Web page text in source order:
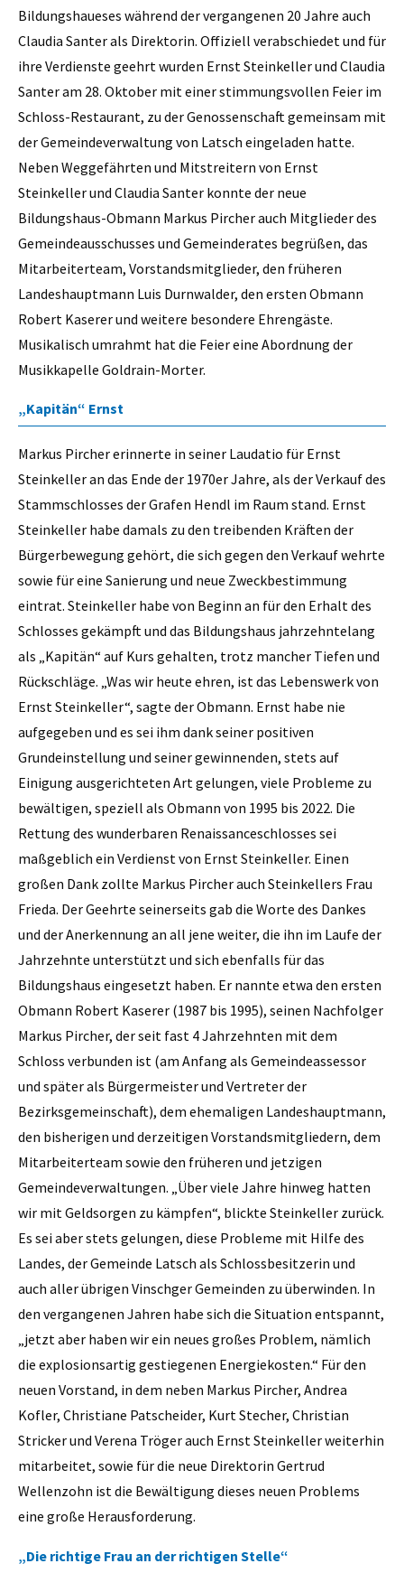
Bildungshaueses während der vergangenen 20 Jahre auch
Claudia Santer als Direktorin. Offiziell verabschiedet und für
ihre Verdienste geehrt wurden Ernst Steinkeller und Claudia
Santer am 28. Oktober mit einer stimmungsvollen Feier im
Schloss-Restaurant, zu der Genossenschaft gemeinsam mit
der Gemeindeverwaltung von Latsch eingeladen hatte.
Neben Weggefährten und Mitstreitern von Ernst
Steinkeller und Claudia Santer konnte der neue
Bildungshaus-Obmann Markus Pircher auch Mitglieder des
Gemeindeausschusses und Gemeinderates begrüßen, das
Mitarbeiterteam, Vorstandsmitglieder, den früheren
Landeshauptmann Luis Durnwalder, den ersten Obmann
Robert Kaserer und weitere besondere Ehrengäste.
Musikalisch umrahmt hat die Feier eine Abordnung der
Musikkapelle Goldrain-Morter.
„Kapitän“ Ernst
Markus Pircher erinnerte in seiner Laudatio für Ernst
Steinkeller an das Ende der 1970er Jahre, als der Verkauf des
Stammschlosses der Grafen Hendl im Raum stand. Ernst
Steinkeller habe damals zu den treibenden Kräften der
Bürgerbewegung gehört, die sich gegen den Verkauf wehrte
sowie für eine Sanierung und neue Zweckbestimmung
eintrat. Steinkeller habe von Beginn an für den Erhalt des
Schlosses gekämpft und das Bildungshaus jahrzehntelang
als „Kapitän“ auf Kurs gehalten, trotz mancher Tiefen und
Rückschläge. „Was wir heute ehren, ist das Lebenswerk von
Ernst Steinkeller“, sagte der Obmann. Ernst habe nie
aufgegeben und es sei ihm dank seiner positiven
Grundeinstellung und seiner gewinnenden, stets auf
Einigung ausgerichteten Art gelungen, viele Probleme zu
bewältigen, speziell als Obmann von 1995 bis 2022. Die
Rettung des wunderbaren Renaissanceschlosses sei
maßgeblich ein Verdienst von Ernst Steinkeller. Einen
großen Dank zollte Markus Pircher auch Steinkellers Frau
Frieda. Der Geehrte seinerseits gab die Worte des Dankes
und der Anerkennung an all jene weiter, die ihn im Laufe der
Jahrzehnte unterstützt und sich ebenfalls für das
Bildungshaus eingesetzt haben. Er nannte etwa den ersten
Obmann Robert Kaserer (1987 bis 1995), seinen Nachfolger
Markus Pircher, der seit fast 4 Jahrzehnten mit dem
Schloss verbunden ist (am Anfang als Gemeindeassessor
und später als Bürgermeister und Vertreter der
Bezirksgemeinschaft), dem ehemaligen Landeshauptmann,
den bisherigen und derzeitigen Vorstandsmitgliedern, dem
Mitarbeiterteam sowie den früheren und jetzigen
Gemeindeverwaltungen. „Über viele Jahre hinweg hatten
wir mit Geldsorgen zu kämpfen“, blickte Steinkeller zurück.
Es sei aber stets gelungen, diese Probleme mit Hilfe des
Landes, der Gemeinde Latsch als Schlossbesitzerin und
auch aller übrigen Vinschger Gemeinden zu überwinden. In
den vergangenen Jahren habe sich die Situation entspannt,
„jetzt aber haben wir ein neues großes Problem, nämlich
die explosionsartig gestiegenen Energiekosten.“ Für den
neuen Vorstand, in dem neben Markus Pircher, Andrea
Kofler, Christiane Patscheider, Kurt Stecher, Christian
Stricker und Verena Tröger auch Ernst Steinkeller weiterhin
mitarbeitet, sowie für die neue Direktorin Gertrud
Wellenzohn ist die Bewältigung dieses neuen Problems
eine große Herausforderung.
„Die richtige Frau an der richtigen Stelle“